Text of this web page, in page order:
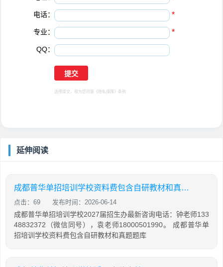
电话： *
专业： *
QQ：
选择提交，视为您同意 《隐私保障》 条例
延伸阅读
成都普华单招培训学校资料费包含自研教材和真题题库吗
点击：69 发布时间：2026-06-14
成都普华单招培训学校2027届招生办最新咨询电话：钟老师133
48832372（微信同号），袁老师18000501990。 成都普华单
招培训学校资料费包含自研教材和真题题库